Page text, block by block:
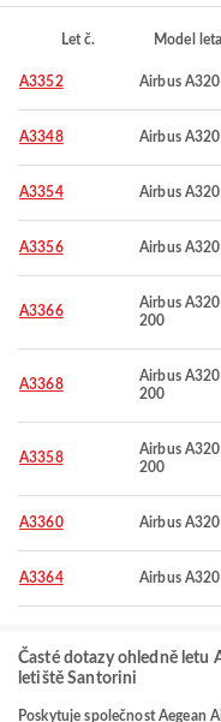
Let č. Model
A3352 Airbus A320
A3348 Airbus A320
A3354 Airbus A320
A3356 Airbus A320
A3366
Airbus
200
A3368
Airbus
200
A3358
Airbus
200
A3360 Airbus A320
A3364 Airbus A320
Časté dotazy ohledně letu
letiště Santorini
Poskytuje společnost Aegean